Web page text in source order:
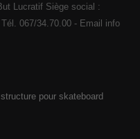
Lucratif Siège social :
067/34.70.00 - Email info
pour skateboard